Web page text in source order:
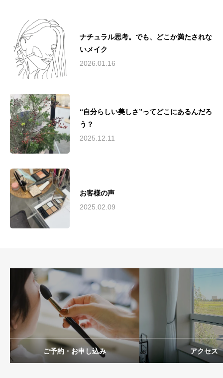
ナチュラル思考。でも、どこか満たされな
いメイク
2026.01.16
“自分らしい美しさ”ってどこにあるんだろ
う？
2025.12.11
お客様の声
2025.02.09
ご予約・お申し込み アクセス